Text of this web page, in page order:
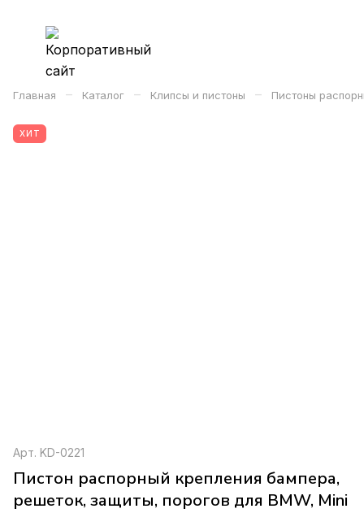
Главная – Каталог – Клипсы и пистоны – Пистоны
ХИТ
Арт. KD-0221
Пистон распорный крепления бампера,
решеток, защиты, порогов для BMW, Mini